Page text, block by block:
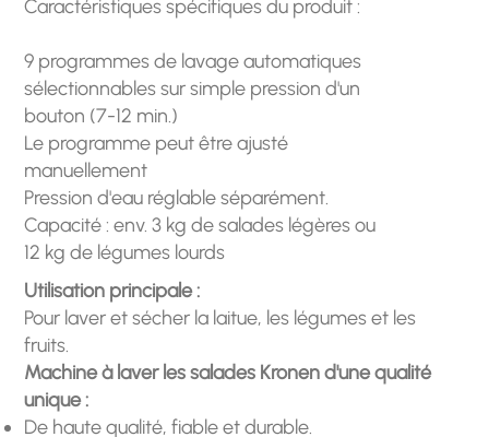
Caractéristiques spécifiques du produit :
9 programmes de lavage automatiques
sélectionnables sur simple pression d'un
bouton (7-12 min.)
Le programme peut être ajusté
manuellement
Pression d'eau réglable séparément.
Capacité : env. 3 kg de salades légères ou
12 kg de légumes lourds
Utilisation principale :
Pour laver et sécher la laitue, les légumes et les
fruits.
Machine à laver les salades Kronen d'une qualité
unique :
De haute qualité, fiable et durable.